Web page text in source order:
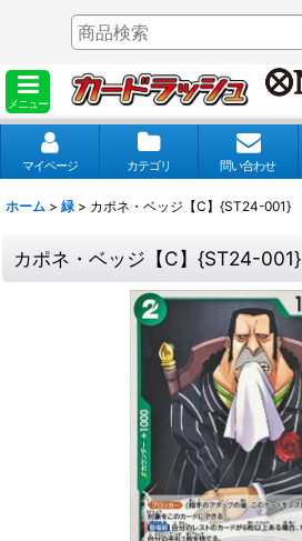
メニュー
マイページ カテゴリ 問い合わせ
ホーム > 緑 > カポネ・ベッジ【C】{ST24-001}
カポネ・ベッジ【C】{ST24-001}